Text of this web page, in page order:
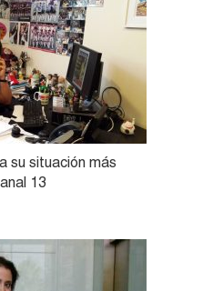
su situación más
13